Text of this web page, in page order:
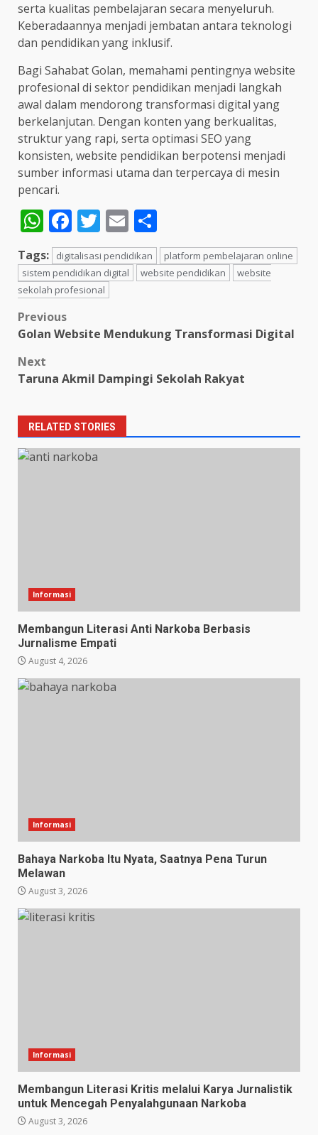
serta kualitas pembelajaran secara menyeluruh.
Keberadaannya menjadi jembatan antara teknologi
dan pendidikan yang inklusif.
Bagi Sahabat Golan, memahami pentingnya website
profesional di sektor pendidikan menjadi langkah
awal dalam mendorong transformasi digital yang
berkelanjutan. Dengan konten yang berkualitas,
struktur yang rapi, serta optimasi SEO yang
konsisten, website pendidikan berpotensi menjadi
sumber informasi utama dan terpercaya di mesin
pencari.
WhatsApp
Facebook
Twitter
Email
Tags: digitalisasi pendidikan
platform pembelajaran online
sistem pendidikan digital
website pendidikan
website
sekolah profesional
Post
Previous
Golan Website Mendukung Transformasi Digital
Next
Taruna Akmil Dampingi Sekolah Rakyat
RELATED STORIES
Informasi
Membangun Literasi Anti Narkoba Berbasis
Jurnalisme Empati
August 4, 2026
Informasi
Bahaya Narkoba Itu Nyata, Saatnya Pena Turun
Melawan
August 3, 2026
Informasi
Membangun Literasi Kritis melalui Karya Jurnalistik
untuk Mencegah Penyalahgunaan Narkoba
August 3, 2026